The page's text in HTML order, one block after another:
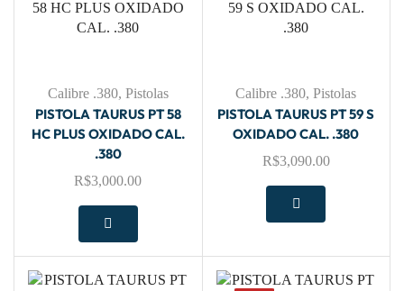
Calibre .380, Pistolas
PISTOLA TAURUS PT 58
HC PLUS OXIDADO CAL.
.380
R$3,000.00
Calibre .380,Pistolas
PISTOLA TAURUS PT 59 S
OXIDADO CAL. .380
R$3,090.00